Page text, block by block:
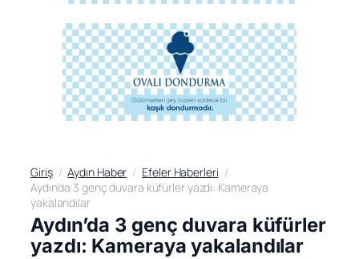
Giriş Aydın Haber
Efeler Haberleri
Aydın’da 3 genç duvara küfürler yazdı: Kameraya
yakalandılar
Aydın’da 3 genç duvara küfürler
yazdı: Kameraya yakalandılar